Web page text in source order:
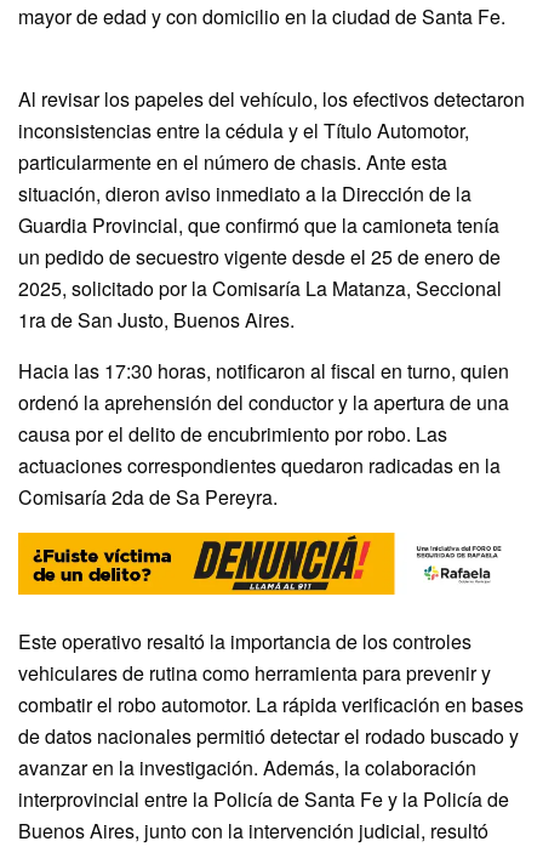
mayor de edad y con domicilio en la ciudad de Santa Fe.
Al revisar los papeles del vehículo, los efectivos detectaron
inconsistencias entre la cédula y el Título Automotor,
particularmente en el número de chasis. Ante esta
situación, dieron aviso inmediato a la Dirección de la
Guardia Provincial, que confirmó que la camioneta tenía
un pedido de secuestro vigente desde el 25 de enero de
2025, solicitado por la Comisaría La Matanza, Seccional
1ra de San Justo, Buenos Aires.
Hacia las 17:30 horas, notificaron al fiscal en turno, quien
ordenó la aprehensión del conductor y la apertura de una
causa por el delito de encubrimiento por robo. Las
actuaciones correspondientes quedaron radicadas en la
Comisaría 2da de Sa Pereyra.
Este operativo resaltó la importancia de los controles
vehiculares de rutina como herramienta para prevenir y
combatir el robo automotor. La rápida verificación en bases
de datos nacionales permitió detectar el rodado buscado y
avanzar en la investigación. Además, la colaboración
interprovincial entre la Policía de Santa Fe y la Policía de
Buenos Aires, junto con la intervención judicial, resultó